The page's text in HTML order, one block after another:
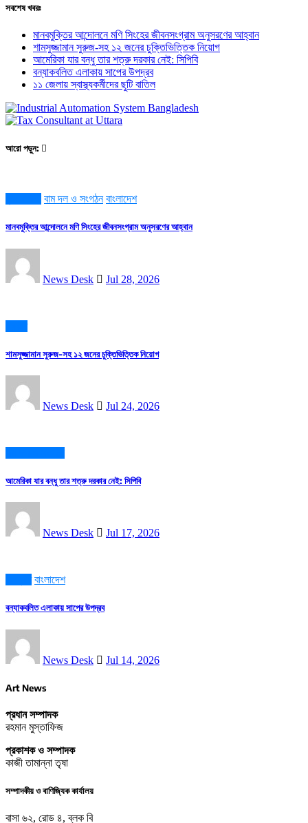
সবশেষ খবরঃ
মানবমুক্তির আন্দোলনে মণি সিংহের জীবনসংগ্রাম অনুসরণের আহ্বান
শামসুজ্জামান সুরুজ-সহ ১২ জনের চুক্তিভিত্তিক নিয়োগ
আমেরিকা যার বন্ধু তার শত্রু দরকার নেই: সিপিবি
বন্যাকবলিত এলাকায় সাপের উপদ্রব
১১ জেলায় স্বাস্থ্যকর্মীদের ছুটি বাতিল
আরো পড়ুন:
বাম দল ও সংগঠন বাংলাদেশ
মানবমুক্তির আন্দোলনে মণি সিংহের জীবনসংগ্রাম অনুসরণের আহ্বান
News Desk Jul 28, 2026
শামসুজ্জামান সুরুজ-সহ ১২ জনের চুক্তিভিত্তিক নিয়োগ
News Desk Jul 24, 2026
আমেরিকা যার বন্ধু তার শত্রু দরকার নেই: সিপিবি
News Desk Jul 17, 2026
বাংলাদেশ
বন্যাকবলিত এলাকায় সাপের উপদ্রব
News Desk Jul 14, 2026
Art News
প্রধান সম্পাদক
রহমান মুস্তাফিজ
প্রকাশক ও সম্পাদক
কাজী তামান্না তৃষা
সম্পাদকীয় ও বাণিজ্যিক কার্যালয়
বাসা ৬২, রোড ৪, ব্লক বি